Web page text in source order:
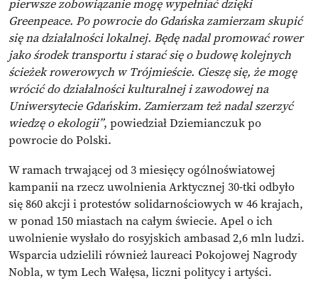
pierwsze zobowiązanie mogę wypełniać dzięki
Greenpeace. Po powrocie do Gdańska zamierzam skupić
się na działalności lokalnej. Będę nadal promować rower
jako środek transportu i starać się o budowę kolejnych
ścieżek rowerowych w Trójmieście. Cieszę się, że mogę
wrócić do działalności kulturalnej i zawodowej na
Uniwersytecie Gdańskim. Zamierzam też nadal szerzyć
wiedzę o ekologii”, powiedział Dziemianczuk po
powrocie do Polski.
W ramach trwającej od 3 miesięcy ogólnoświatowej
kampanii na rzecz uwolnienia Arktycznej 30-tki odbyło
się 860 akcji i protestów solidarnościowych w 46 krajach,
w ponad 150 miastach na całym świecie. Apel o ich
uwolnienie wysłało do rosyjskich ambasad 2,6 mln ludzi.
Wsparcia udzielili również laureaci Pokojowej Nagrody
Nobla, w tym Lech Wałęsa, liczni politycy i artyści.